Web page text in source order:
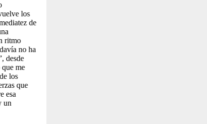
los
de
ritmo
no ha
desde
que me
los
que
esa
un